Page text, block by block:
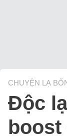
CHUYỆN LẠ
Độc